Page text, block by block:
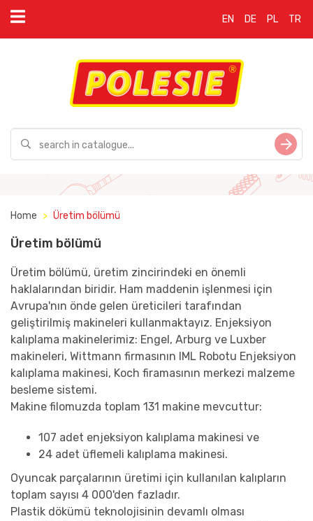
EN DE PL TR
Home Üretim bölümü
Üretim bölümü
Üretim bölümü, üretim zincirindeki en önemli
haklalarından biridir. Ham maddenin işlenmesi için
Avrupa'nın önde gelen üreticileri tarafından
geliştirilmiş makineleri kullanmaktayız. Enjeksiyon
kalıplama makinelerimiz: Engel, Arburg ve Luxber
makineleri, Wittmann firmasının IML Robotu Enjeksiyon
kalıplama makinesi, Koch firamasının merkezi malzeme
besleme sistemi.
Makine filomuzda toplam 131 makine mevcuttur:
107 adet enjeksiyon kalıplama makinesi ve
24 adet üflemeli kalıplama makinesi.
Oyuncak parçalarının üretimi için kullanılan kalıpların
toplam sayısı 4 000'den fazladır.
Plastik dökümü teknolojisinin devamlı olması